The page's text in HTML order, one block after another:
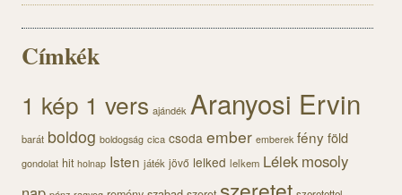
Címkék
1 kép 1 vers ajándék Aranyosi Ervin
barát boldog boldogság cica csoda ember emberek fényföld
gondolat hit holnap Isten játék jövő lelked lelkem Lélek mosoly